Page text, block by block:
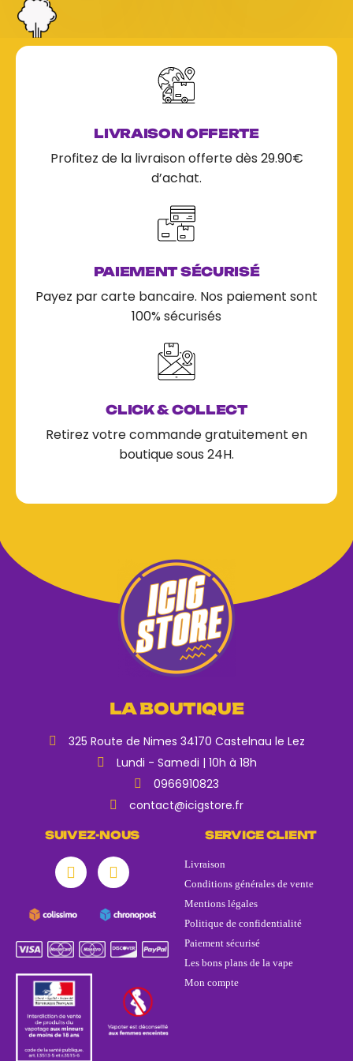
5
LIVRAISON OFFERTE
Profitez de la livraison offerte dès 29.90€
d’achat.
PAIEMENT SÉCURISÉ
Payez par carte bancaire. Nos paiement sont
100% sécurisés
CLICK & COLLECT
Retirez votre commande gratuitement en
boutique sous 24H.
LA BOUTIQUE
325 Route de Nimes 34170 Castelnau le Lez
Lundi - Samedi | 10h à 18h
0966910823
contact@icigstore.fr
SUIVEZ-NOUS SERVICE CLIENT
Livraison
Conditions générales de vente
Mentions légales
Politique de confidentialité
Paiement sécurisé
Les bons plans de la vape
Mon compte